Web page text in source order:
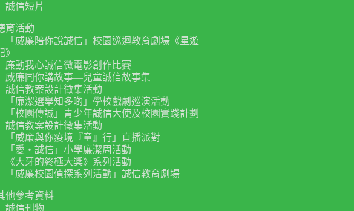
誠信短片
育活動
「威廉陪你說誠信」校園巡迴教育劇場《星遊
》
廉動我心誠信微電影創作比賽
威廉同你講故事—兒童誠信故事集
誠信教案設計徵集活動
「廉潔選舉知多啲」學校戲劇巡演活動
「校園傳誠」青少年誠信大使及校園實踐計劃
誠信教案設計徵集活動
「威廉與你疫境『童』行」直播派對
「愛‧誠信」小學廉潔周活動
《大牙的終極大獎》系列活動
「威廉校園偵探系列活動」誠信教育劇場
他參考資料
誠信刊物